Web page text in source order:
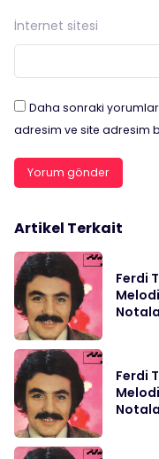
İnternet sitesi
Daha sonraki
adresim ve site adresim
Artikel Terkait
Ferdi
Ferdi